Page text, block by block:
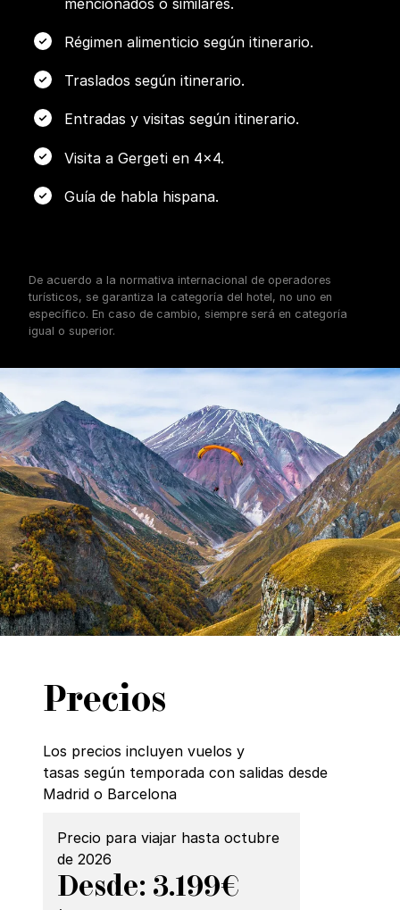
Régimen alimenticio según itinerario.
Traslados según itinerario.
Entradas y visitas según itinerario.
Visita a Gergeti en 4x4.
Guía de habla hispana.
De acuerdo a la normativa internacional de operadores
turísticos, se garantiza la categoría del hotel, no uno en
específico. En caso de cambio, siempre será en categoría
igual o superior.
Precios
Los precios incluyen vuelos y
tasas según temporada con salidas desde
Madrid o Barcelona
Precio para viajar hasta octubre
de 2026
Desde: 3.199€